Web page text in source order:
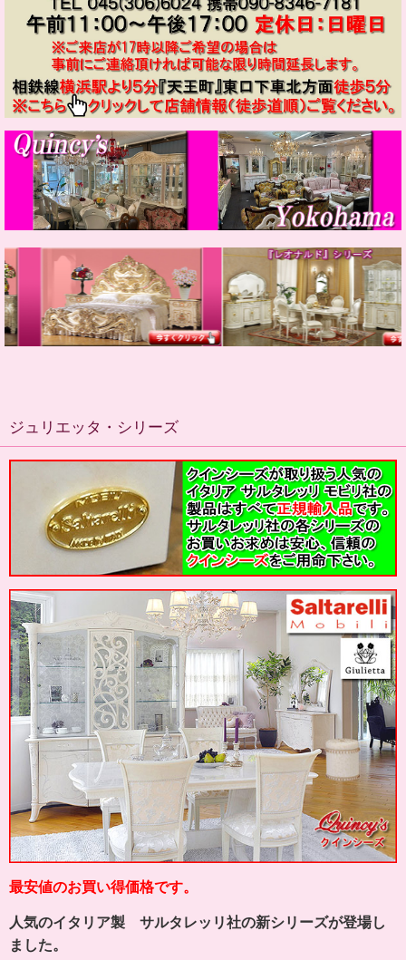
ジュリエッタ・シリーズ
最安値のお買い得価格です。
人気のイタリア製 サルタレッリ社の新シリーズが登場し
ました。